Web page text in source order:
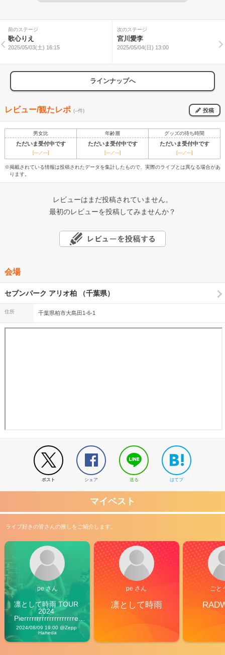
前のステージ
歌心りえ
2025/05/03(土) 16:15
次のステージ
宮川愛李
2025/05/04(日) 13:00
ラインナップへ
レビュー/観たレポ (--件) 投稿
男女比 年齢層 グッズの待ち時間
ただいま受付中です ただいま受付中です ただいま受付中です
[---／---] [---／---] [---／---]
※掲載されている情報は投稿されたデータを集計したもので、実際のライブとは異なる場合があ
ります。
レビューはまだ投稿されていません。
最初のレビューを投稿してみませんか？
会場
セブンパーク アリオ柏 （千葉県）
住所 千葉県柏市大島田1-6-1
ポスト シェア 送る はてブ
マイベスト
ライブ好きの皆さんの推しをご紹介します。
pe さん
凛として時雨 TOUR
2024
Pierrrrrrrrrrrrrrrrrrrre
Vibes
2024/08/09 19:00 @Zepp
Haneda
pe さん
凛として時雨
ごと